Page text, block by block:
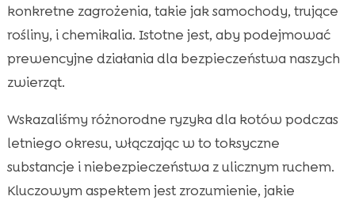
konkretne zagrożenia, takie jak samochody, trujące
rośliny, i chemikalia. Istotne jest, aby podejmować
prewencyjne działania dla bezpieczeństwa naszych
zwierząt.
Wskazaliśmy różnorodne ryzyka dla kotów podczas
letniego okresu, włączając w to toksyczne
substancje i niebezpieczeństwa z ulicznym ruchem.
Kluczowym aspektem jest zrozumienie, jakie